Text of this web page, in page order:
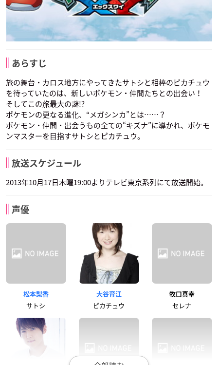
あらすじ
旅の舞台・カロス地方にやってきたサトシと相棒のピカチュウ
を待っていたのは、新しいポケモン・仲間たちとの出会い！
そしてこの旅最大の謎!?
ポケモンの更なる進化、“メガシンカ”とは……？
ポケモン・仲間・出会うもの全ての“キズナ”に導かれ、ポケモ
ンマスターを目指すサトシとピカチュウ。
放送スケジュール
2013年10月17日木曜19:00よりテレビ東京系列にて放送開始。
声優
松本梨香
サトシ
大谷育江
ピカチュウ
牧口真幸
セレナ